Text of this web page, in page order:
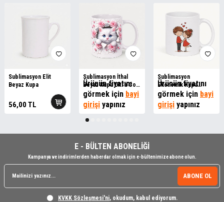
Sublimasyon Elit
Beyaz Kupa
56,00 TL
Sublimasyon İthal
Beyaz Kupa Ultra Coat
Extra
Ürünün fiyatını
görmek için bayi
girişi yapınız
Sublimasyon
Ekonomik Kupa
Bardak Kutusuz
Ürünün fiyatını
görmek için bayi
girişi yapınız
E - BÜLTEN ABONELİĞİ
Kampanya ve indirimlerden haberdar olmak için e-bültenimize abone olun.
ABONE OL
KVKK Sözleşmesi'ni, okudum, kabul ediyorum.